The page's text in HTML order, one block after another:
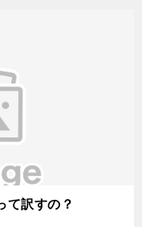
訳すの？